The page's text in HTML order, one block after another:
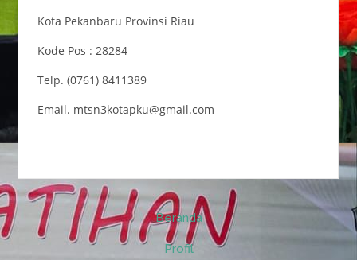
Kota Pekanbaru Provinsi Riau
Kode Pos : 28284
Telp. (0761) 8411389
Email. mtsn3kotapku@gmail.com
Beranda
Profil